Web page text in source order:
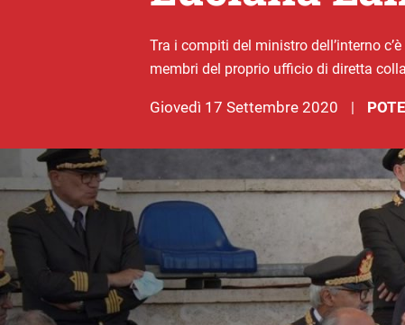
Tra i compiti del ministro dell’interno
membri del proprio ufficio di diretta
giovedì 17 Settembre 2020 |